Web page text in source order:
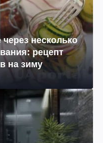
несколько
рецепт
на зиму